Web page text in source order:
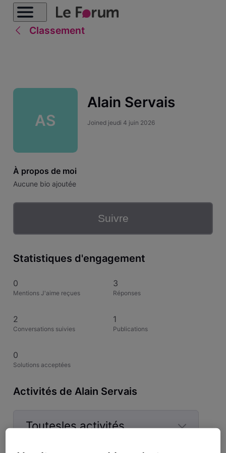
Classement
AS
Alain Servais
Joined jeudi 4 juin 2026
À propos de moi
Aucune bio ajoutée
Suivre
Statistiques d'engagement
0
Mentions J'aime reçues
3
Réponses
2
Conversations suivies
1
Publications
0
Solutions acceptées
Activités de Alain Servais
Toutesles activités